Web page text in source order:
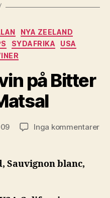
NYA ZEELAND
SYDAFRIKA
USA
på Bitter
Inga kommentarertill
Sauvignon blanc,